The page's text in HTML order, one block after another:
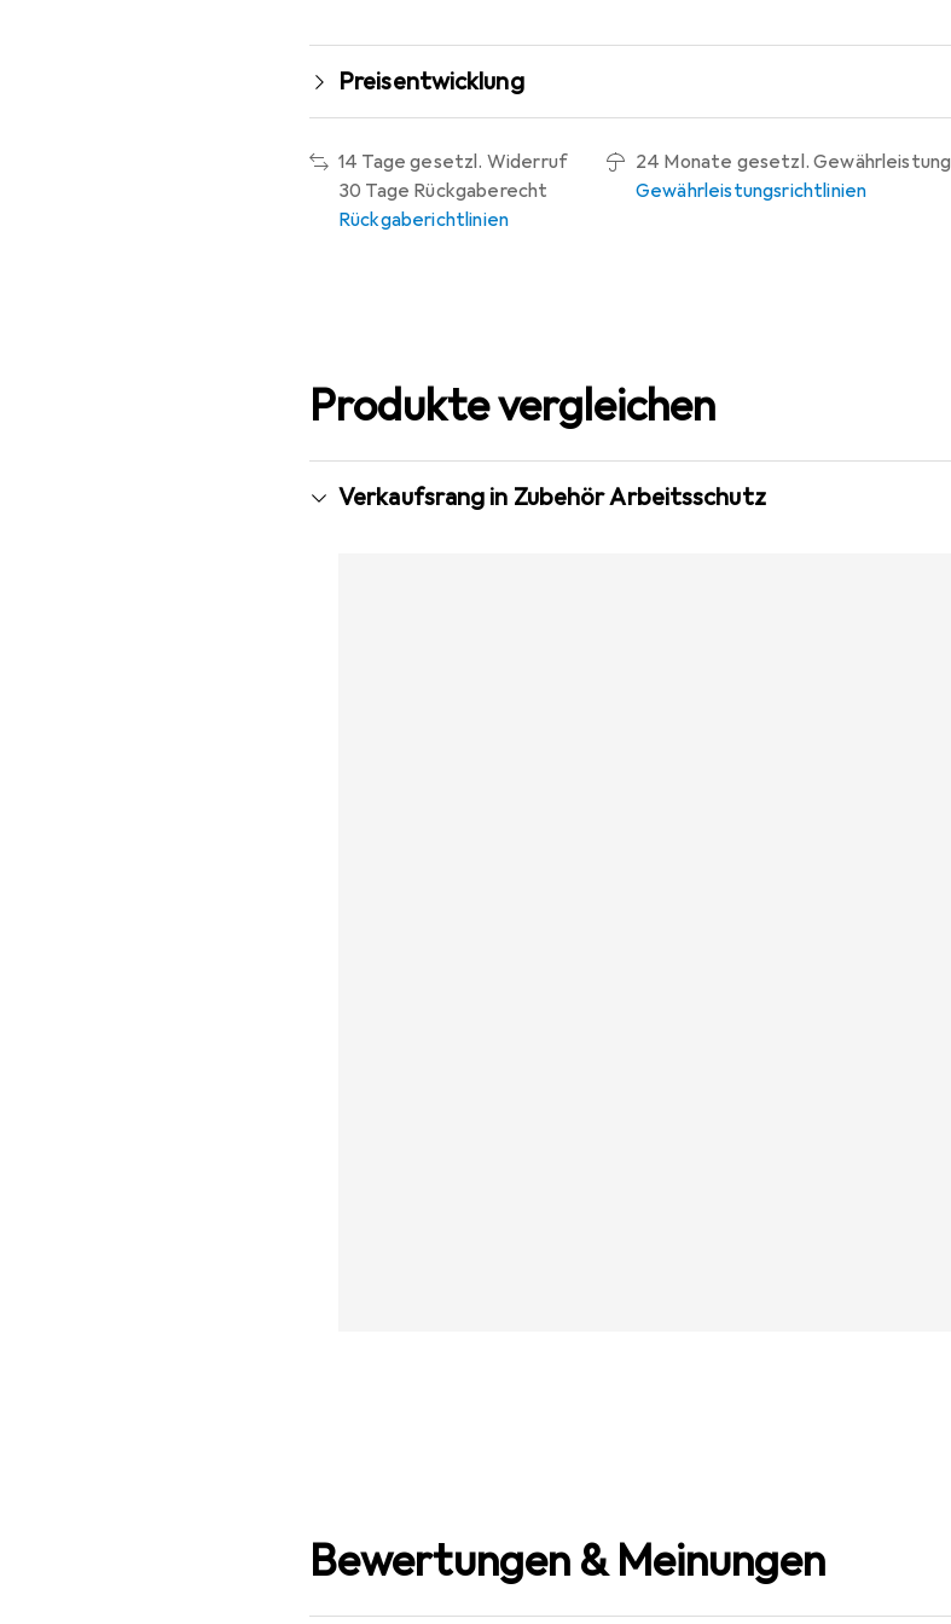
Preisentwicklung
14 Tage gesetzl. Widerruf
30 Tage Rückgaberecht
Rückgaberichtlinien
24 Monate gesetzl. Gewährleistung
Gewährleistungsrichtlinien
Produkte vergleichen
Verkaufsrang in Zubehör Arbeitsschutz
Bewertungen & Meinungen